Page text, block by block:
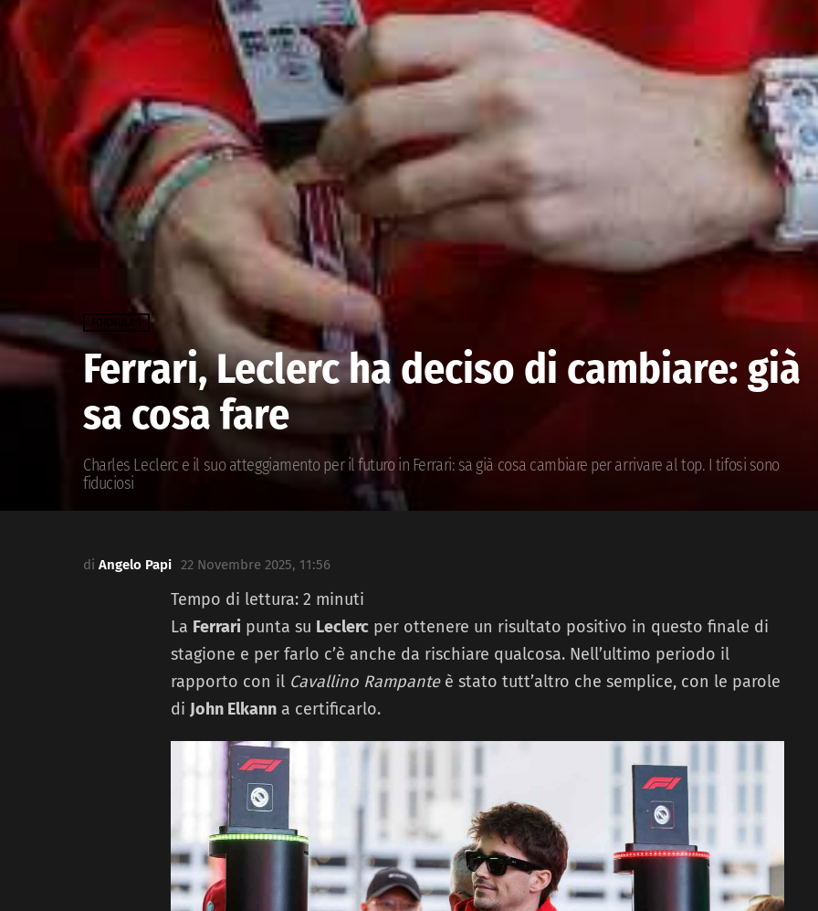
FORMULA 1
Ferrari, Leclerc ha deciso di cambiare: già
sa cosa fare
Charles Leclerc e il suo atteggiamento per il futuro in Ferrari: sa già cosa cambiare per arrivare al top. I tifosi sono
fiduciosi
di Angelo Papi 22 Novembre 2025, 11:56
Tempo di lettura: 2 minuti
La Ferrari punta su Leclerc per ottenere un risultato positivo in questo finale di
stagione e per farlo c’è anche da rischiare qualcosa. Nell’ultimo periodo il
rapporto con il Cavallino Rampanteè stato tutt’altro che semplice, con le parole
di John Elkann a certificarlo.